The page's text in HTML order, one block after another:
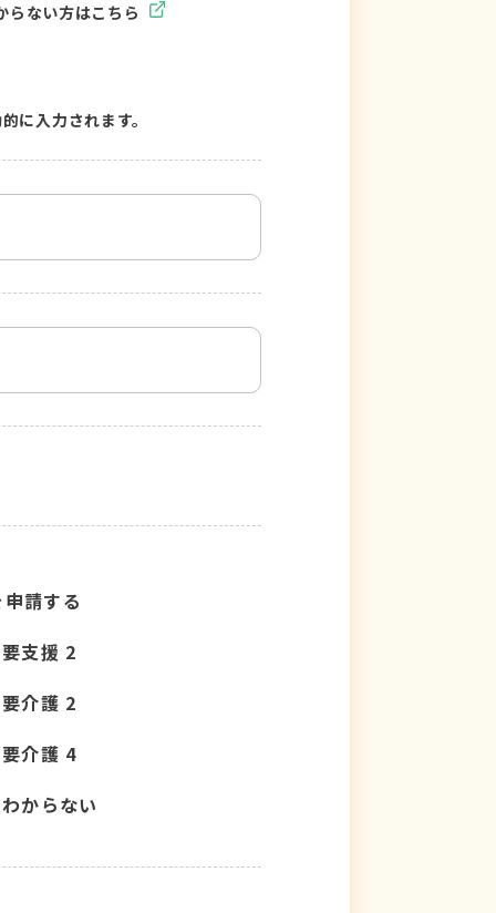
らない方はこちら
に入力されます。
請する
要支援 2
要介護 2
要介護 4
わからない